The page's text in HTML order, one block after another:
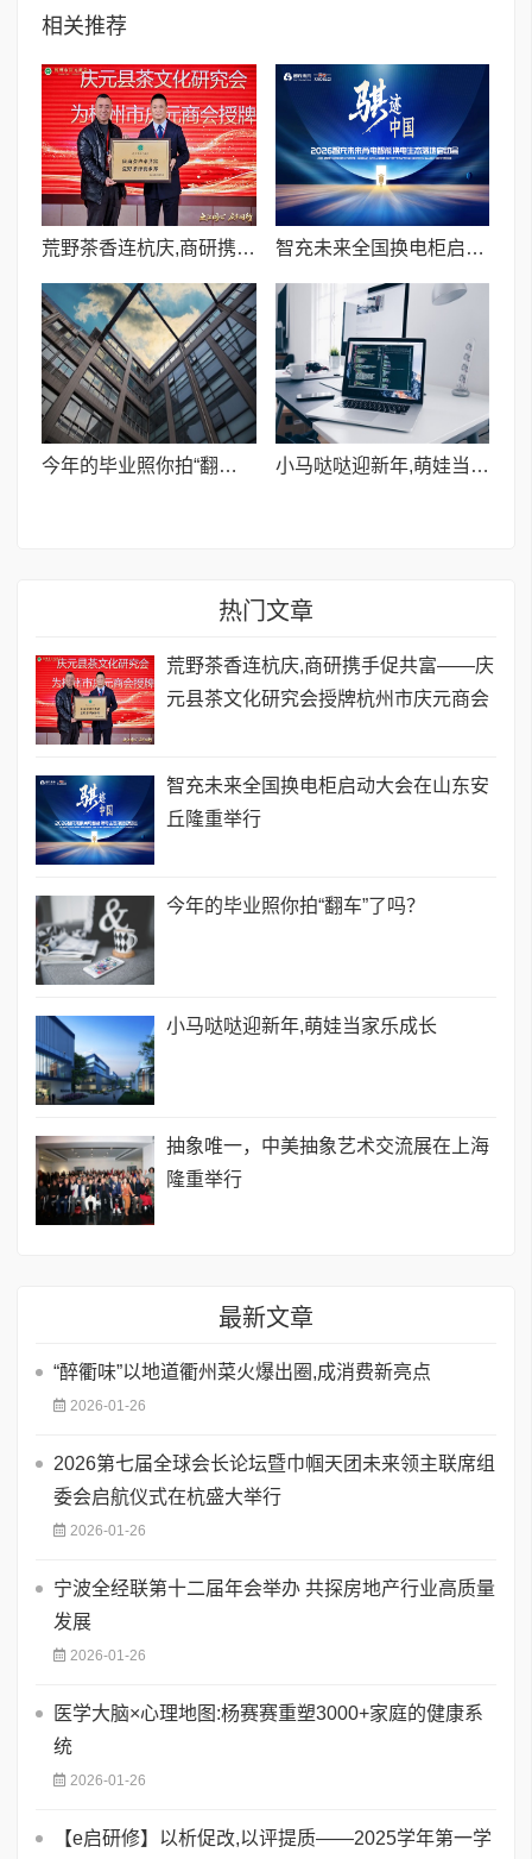
相关推荐
荒野茶香连杭庆,商研携手促共富——庆元县茶文化研究会授牌杭州市庆元商会 智充未来全国换电柜启动大会在山东安丘隆重举行
今年的毕业照你拍“翻车”了吗？ 小马哒哒迎新年,萌娃当家乐成长
热门文章
荒野茶香连杭庆,商研携手促共富——庆
元县茶文化研究会授牌杭州市庆元商会
智充未来全国换电柜启动大会在山东安
丘隆重举行
今年的毕业照你拍“翻车”了吗？
小马哒哒迎新年,萌娃当家乐成长
抽象唯一，中美抽象艺术交流展在上海
隆重举行
最新文章
“醉衢味”以地道衢州菜火爆出圈,成消费新亮点
2026-01-26
2026第七届全球会长论坛暨巾帼天团未来领主联席组
委会启航仪式在杭盛大举行
2026-01-26
宁波全经联第十二届年会举办 共探房地产行业高质量
发展
2026-01-26
医学大脑×心理地图:杨赛赛重塑3000+家庭的健康系
统
2026-01-26
【e启研修】以析促改,以评提质——2025学年第一学